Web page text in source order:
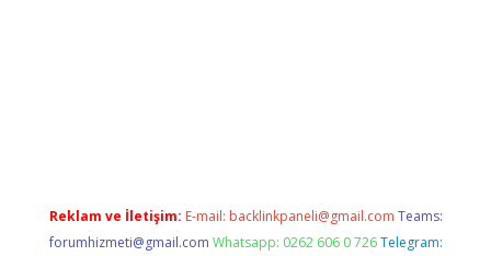
Reklam ve İletişim: E-mail: backlinkpaneli@gmail.com Teams:
forumhizmeti@gmail.com Whatsapp: 0262 606 0 726 Telegram: